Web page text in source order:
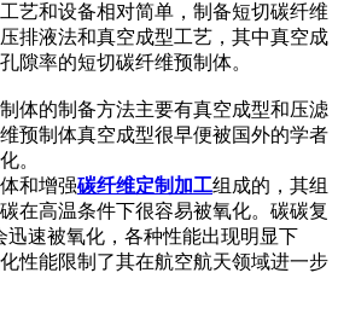
艺和设备相对简单，制备短切碳纤维
排液法和真空成型工艺，其中真空成
隙率的短切碳纤维预制体。
的制备方法主要有真空成型和压滤
预制体真空成型很早便被国外的学者
。
和增强碳纤维定制加工组成的，其组
在高温条件下很容易被氧化。碳碳复
速被氧化，各种性能出现明显下
性能限制了其在航空航天领域进一步